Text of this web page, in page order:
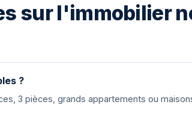
sur l'immobilier
?
3 pièces, grands appartements ou